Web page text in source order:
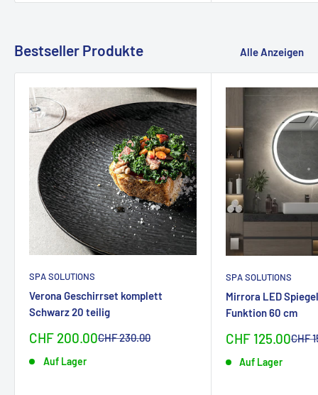
Bestseller Produkte Alle Anzeigen
SPA SOLUTIONS
Verona Geschirrset komplett
Schwarz 20 teilig
Sonderpreis
CHF 200.00Normalpreis
CHF 230.00
Auf Lager
SPA SOLUTIONS
Mirrora LED
Funktion 60 cm
Sonderpreis
CHF 125.00CHF
Auf Lager